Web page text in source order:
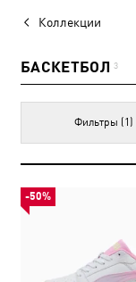
Коллекции
БАСКЕТБОЛ 3
Фильтры (1)
-50%